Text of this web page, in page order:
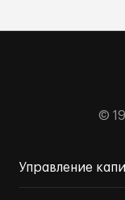
©
Управление